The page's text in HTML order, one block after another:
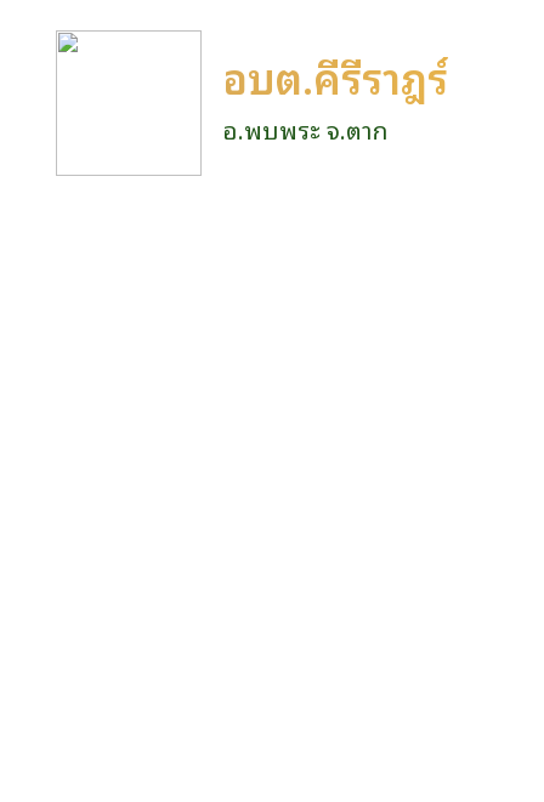
อบต.คีรีราษฎร์
อ.พบพระ จ.ตาก